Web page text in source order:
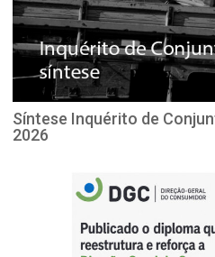
Síntese Inquérito de
2026